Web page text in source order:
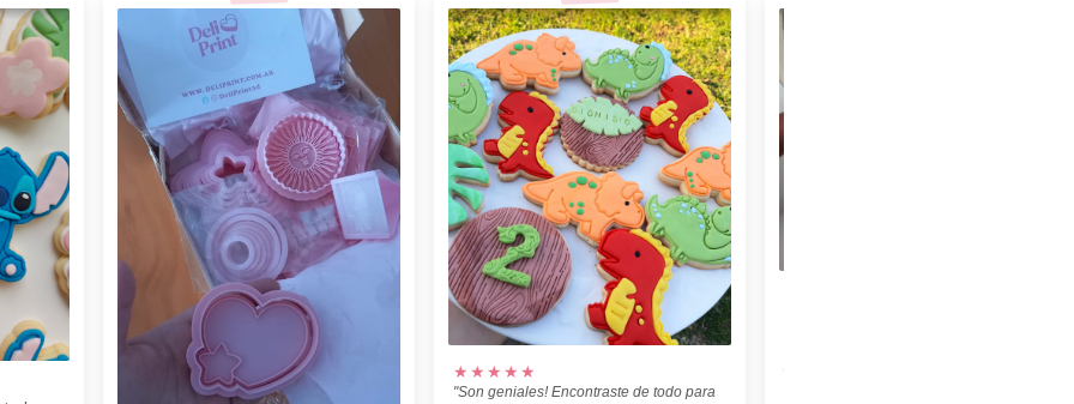
★★★★★
"Son geniales! Encontraste de todo para